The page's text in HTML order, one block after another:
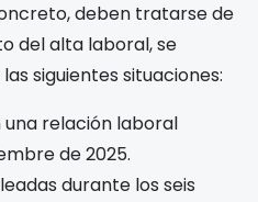
deben tratarse de
del alta laboral, se
siguientes situaciones:
relación laboral
de 2025.
durante los seis